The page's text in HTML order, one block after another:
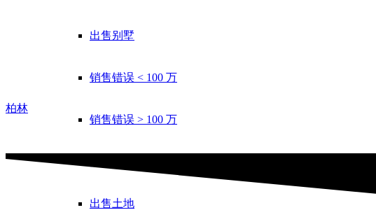
出售别墅
销售错误 < 100 万
销售错误 > 100 万
出售土地
柏林